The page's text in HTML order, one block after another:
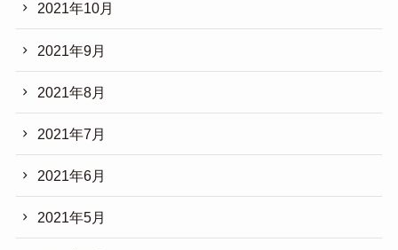
2021年10月
2021年9月
2021年8月
2021年7月
2021年6月
2021年5月